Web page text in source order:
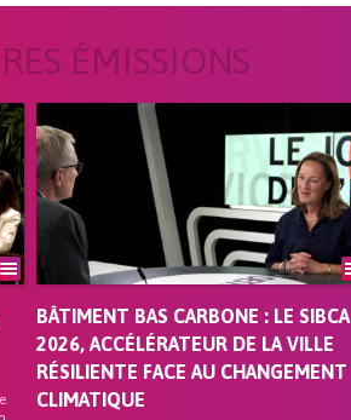
ÉMISSIONS
BÂTIMENT BAS CARBONE : LE SIBCA
2026, ACCÉLÉRATEUR DE LA VILLE
RÉSILIENTE FACE AU CHANGEMENT
CLIMATIQUE